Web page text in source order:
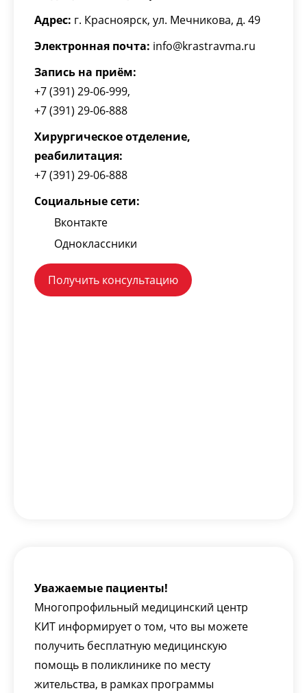
Адрес: г. Красноярск, ул. Мечникова, д. 49
Электронная почта: info@krastravma.ru
Запись на приём:
+7 (391) 29-06-999,
+7 (391) 29-06-888
Хирургическое отделение,
реабилитация:
+7 (391) 29-06-888
Социальные сети:
Вконтакте
Одноклассники
Получить консультацию
Уважаемые пациенты!
Многопрофильный медицинский центр
КИТ информирует о том, что вы можете
получить бесплатную медицинскую
помощь в поликлинике по месту
жительства, в рамках программы